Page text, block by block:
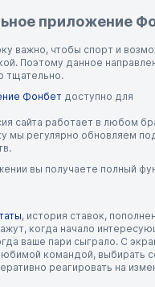
приложение
важно, чтобы спорт и
Поэтому данное
тщательно.
Фонбет доступно для
сайта работает в любом
мы регулярно обновляем
вы получаете полный
, история ставок,
когда начало
ваше пари сыграло. С
командой, выбирать
реагировать на